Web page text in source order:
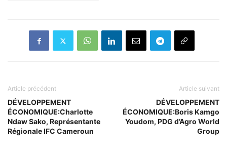
Article précédent
DÉVELOPPEMENT
ÉCONOMIQUE:Charlotte
Ndaw Sako, Représentante
Régionale IFC Cameroun
Article suivant
DÉVELOPPEMENT
ÉCONOMIQUE:Boris Kamgo
Youdom, PDG d’Agro World
Group